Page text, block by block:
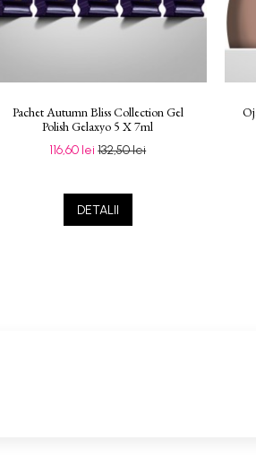
Pachet Autumn Bliss Collection Gel
Polish Gelaxyo 5 X 7ml
116,60 lei132,50 lei
DETALII